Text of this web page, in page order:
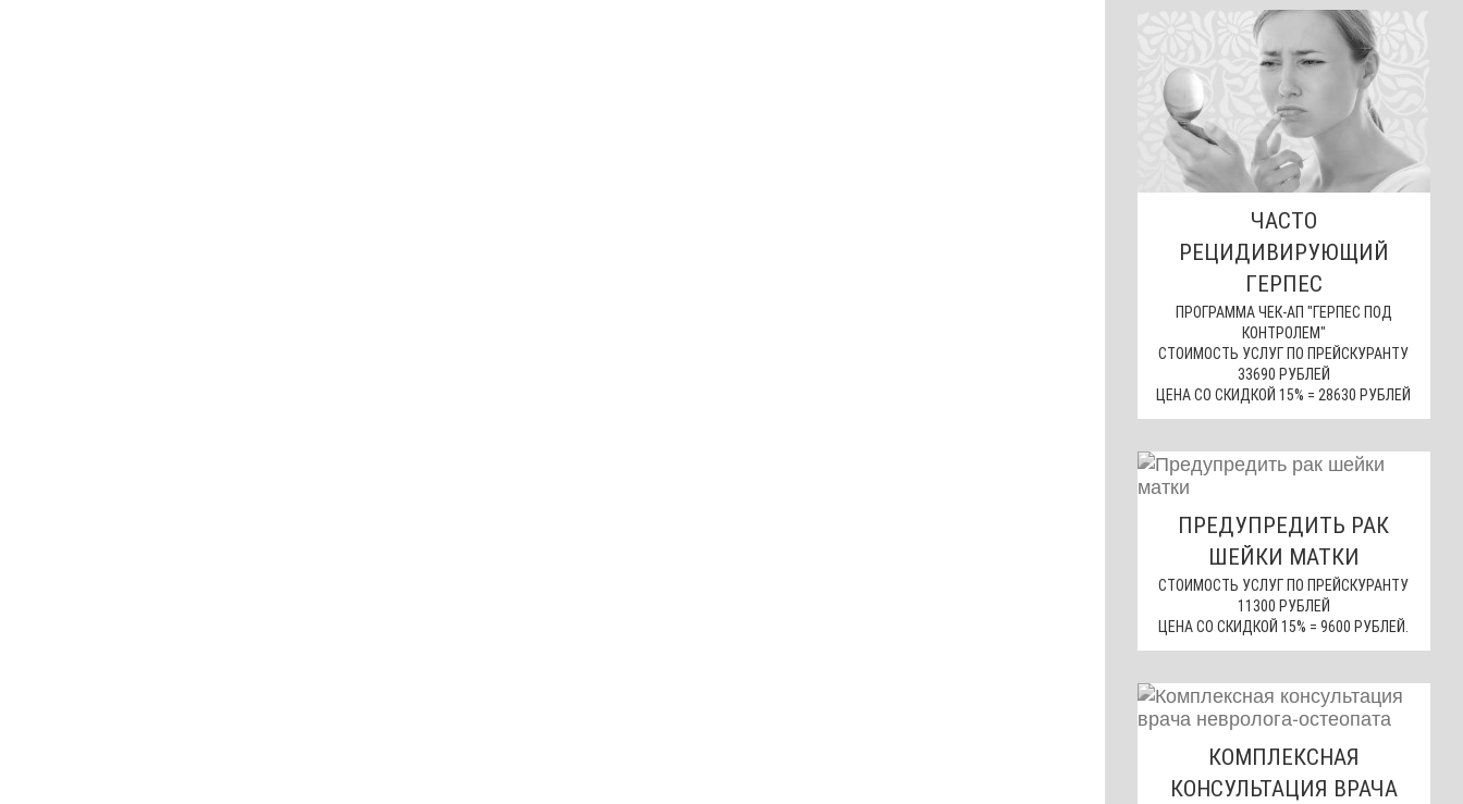
ЧАСТО
РЕЦИДИВИРУЮЩИЙ
ГЕРПЕС
ПРОГРАММА ЧЕК-АП "ГЕРПЕС ПОД
КОНТРОЛЕМ"
СТОИМОСТЬ УСЛУГ ПО ПРЕЙСКУРАНТУ
33690 РУБЛЕЙ
ЦЕНА СО СКИДКОЙ 15% = 28630 РУБЛЕЙ
ПРЕДУПРЕДИТЬ РАК
ШЕЙКИ МАТКИ
СТОИМОСТЬ УСЛУГ ПО ПРЕЙСКУРАНТУ
11300 РУБЛЕЙ
ЦЕНА СО СКИДКОЙ 15% = 9600 РУБЛЕЙ.
КОМПЛЕКСНАЯ
КОНСУЛЬТАЦИЯ ВРАЧА